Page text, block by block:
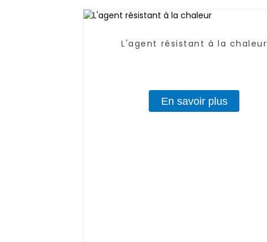
L'agent résistant à la chaleur
En savoir plus